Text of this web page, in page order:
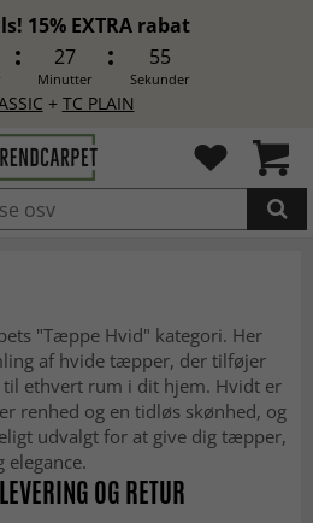
15% EXTRA rabat
27
Minutter
53
Sekunder
+ TC PLAIN
"Tæppe Hvid" kategori. Her
af hvide tæpper, der tilføjer
ethvert rum i dit hjem. Hvidt er
renhed og en tidløs skønhed, og
udvalgt for at give dig tæpper,
elegance.
OG RETUR